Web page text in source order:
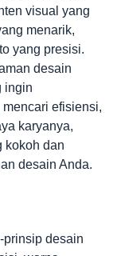
visual yang
menarik,
yang presisi.
desain
ingin
efisiensi,
karyanya,
kokoh dan
desain Anda.
prinsip desain